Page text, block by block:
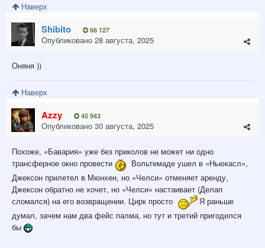
Наверх
Shibito 66 127
Опубликовано 28 августа, 2025
Оняня ))
Наверх
Azzy 45 943
Опубликовано 30 августа, 2025
Похоже, «Бавария» уже без приколов не может ни одно
трансферное окно провести
Вольтемаде ушел в «Ньюкасл»,
Джексон прилетел в Мюнхен, но «Челси» отменяет аренду,
Джексон обратно не хочет, но «Челси» настаивает (Делап
сломался) на его возвращении. Цирк просто
Я раньше
думал, зачем нам два фейс палма, но тут и третий пригодился
бы